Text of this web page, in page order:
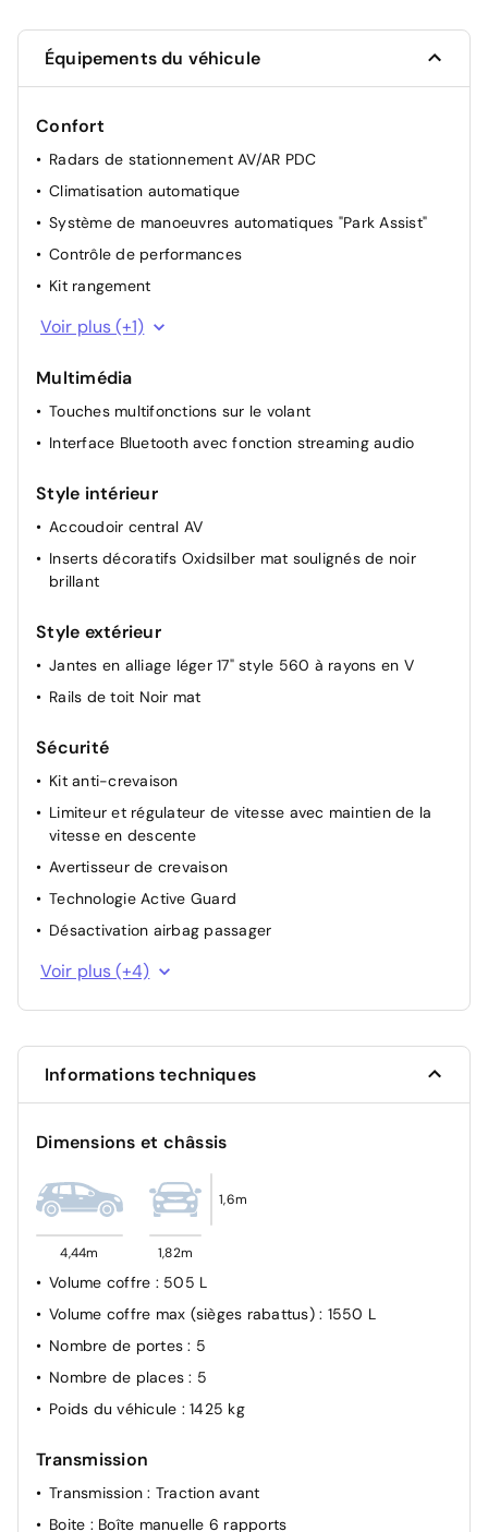
Équipements du véhicule
Confort
Radars de stationnement AV/AR PDC
Climatisation automatique
Système de manoeuvres automatiques "Park Assist"
Contrôle de performances
Kit rangement
Rétroviseur intérieur à commutation jour/nuit
automatique
Voir plus (+1)
Multimédia
Touches multifonctions sur le volant
Interface Bluetooth avec fonction streaming audio
Style intérieur
Accoudoir central AV
Inserts décoratifs Oxidsilber mat soulignés de noir
brillant
Style extérieur
Jantes en alliage léger 17" style 560 à rayons en V
Rails de toit Noir mat
Sécurité
Kit anti-crevaison
Limiteur et régulateur de vitesse avec maintien de la
vitesse en descente
Avertisseur de crevaison
Technologie Active Guard
Désactivation airbag passager
Appel de détresse intelligent
Voir plus (+4)
Informations techniques
Dimensions et châssis
4,44m 1,82m
1,6m
Volume coffre : 505 L
Volume coffre max (sièges rabattus) : 1550 L
Nombre de portes: 5
Nombre de places: 5
Poids du véhicule : 1425 kg
Transmission
Transmission: Traction avant
Boite : Boîte manuelle 6 rapports